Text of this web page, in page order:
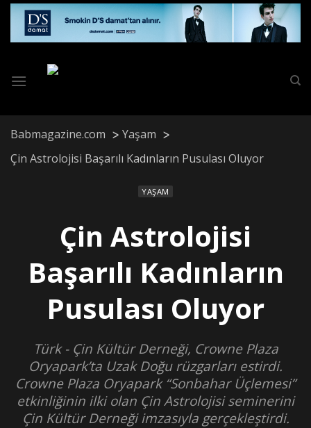
Skip
content
Babmagazine.com
Yaşam
Çin Astrolojisi Başarılı Kadınların Pusulası Oluyor
YAŞAM
Çin Astrolojisi
Başarılı Kadınların
Pusulası Oluyor
Türk - Çin Kültür Derneği, Crowne Plaza
Oryapark’ta Uzak Doğu rüzgarları estirdi.
Crowne Plaza Oryapark “Sonbahar Üçlemesi”
etkinliğinin ilki olan Çin Astrolojisi seminerini
Çin Kültür Derneği imzasıyla gerçekleştirdi.